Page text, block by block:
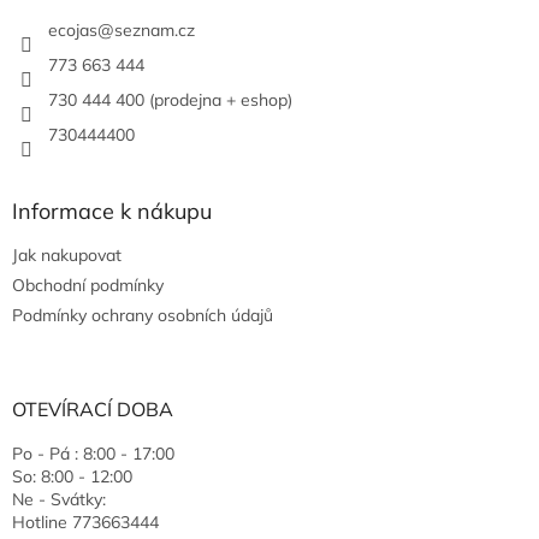
ecojas@seznam.cz
773 663 444
730 444 400 (prodejna + eshop)
730444400
Informace k nákupu
Jak nakupovat
Obchodní podmínky
Podmínky ochrany osobních údajů
OTEVÍRACÍ DOBA
Po - Pá : 8:00 - 17:00
So: 8:00 - 12:00
Ne - Svátky:
Hotline 773663444